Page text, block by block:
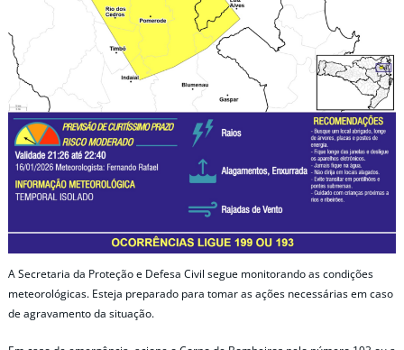
A Secretaria da Proteção e Defesa Civil segue monitorando as condições
meteorológicas. Esteja preparado para tomar as ações necessárias em caso
de agravamento da situação.